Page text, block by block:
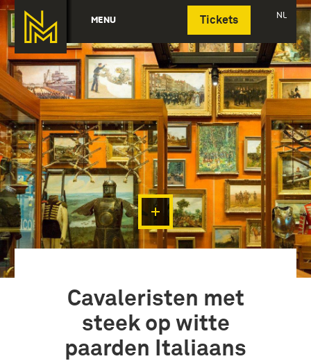
MENU Tickets NL
Deutsch
Cavaleristen met
steek op witte
paarden Italiaans